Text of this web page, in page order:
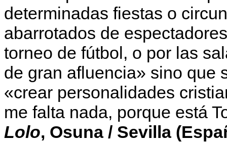
determinadas fiestas o
abarrotados de
torneo de fútbol, o por las
de gran afluencia» sino que
«crear personalidades
me falta nada, porque está
Lolo, Osuna / Sevilla